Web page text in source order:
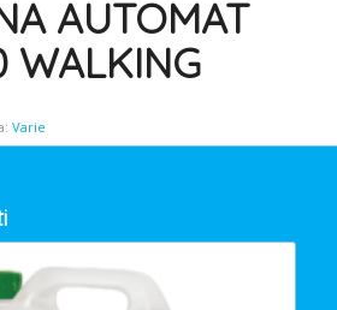
AUTOMAT
WALKING
Varie